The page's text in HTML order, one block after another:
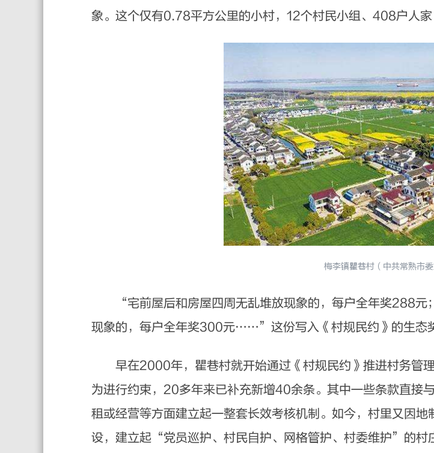
象。这个仅有0.78平方公里的小村，12个村民小组、408户人家
梅李镇瞿巷村（中共常熟市委
“宅前屋后和房屋四周无乱堆放现象的，每户全年奖288元
现象的，每户全年奖300元……”这份写入《村规民约》的生态
早在2000年，瞿巷村就开始通过《村规民约》推进村务管
为进行约束，20多年来已补充新增40余条。其中一些条款直接
租或经营等方面建立起一整套长效考核机制。如今，村里又
设，建立起“党员巡护、村民自护、网格管护、村委维护”的村